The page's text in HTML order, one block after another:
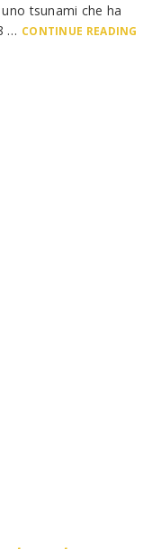
tsunami che ha
… CONTINUE READING